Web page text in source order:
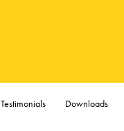
Testimonials Downloads